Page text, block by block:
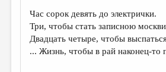
ОБЪЯВЛЕНИЯ
КОЛОНКА РЕДАКТОРА
РЕДКОЛЛЕГИЯ
Час сорок девять до электрички.
Три, чтобы стать записною
Двадцать четыре, чтобы
... Жизнь, чтобы в рай наконец-то